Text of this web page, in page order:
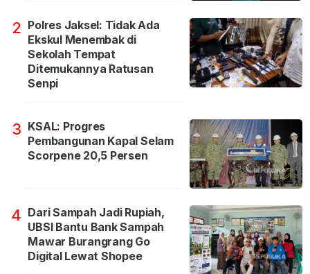
2 Polres Jaksel: Tidak Ada
Ekskul Menembak di
Sekolah Tempat
Ditemukannya Ratusan
Senpi
3 KSAL: Progres
Pembangunan Kapal Selam
Scorpene 20,5 Persen
4 Dari Sampah Jadi Rupiah,
UBSI Bantu Bank Sampah
Mawar Burangrang Go
Digital Lewat Shopee